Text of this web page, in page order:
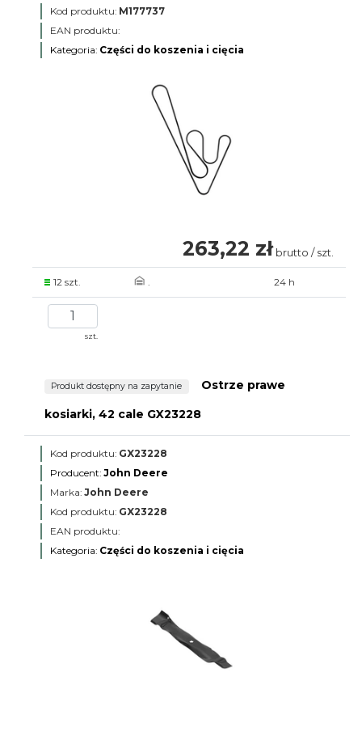
Kod produktu: M177737
EAN produktu:
Kategoria: Części do koszenia i cięcia
263,22 zł brutto / szt.
12 szt. . 24 h
szt.
Produkt dostępny na zapytanie
Ostrze prawe
kosiarki, 42 cale GX23228
Kod produktu: GX23228
Producent: John Deere
Marka: John Deere
Kod produktu: GX23228
EAN produktu:
Kategoria: Części do koszenia i cięcia